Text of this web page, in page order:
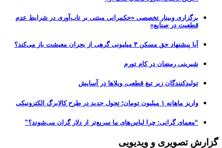
برگزاری وبینار تخصصی «حکمرانی مبتنی بر تاب‌آوری در شرایط عدم
قطعیت در صنایع»
آیا پیشنهاد حق مسکن ۳ میلیونی گرهی از بحران معیشت باز می‌کند؟
شیرینی رمضان در کام تورم
تولیدکنندگان زیر تیغ قطعی، ویلاها در آسایش
واریز ماهانه ۱ میلیون تومان؛ تحول جدید در طرح کالابرگ الکترونیکی
“معمای گرانی: چرا لباس‌های ما سریع‌تر از دلار گران می‌شوند؟”
گزارش تصویری و ویدیویی